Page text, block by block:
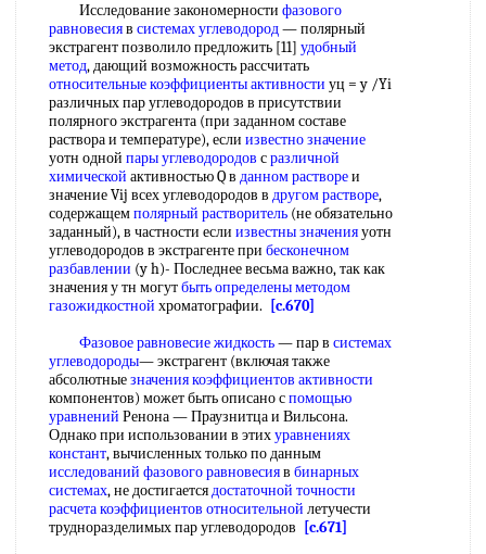
Исследование закономерности фазового
равновесияв системах углеводород— полярный
экстрагент позволило предложить [11] удобный
метод, дающий возможность рассчитать
относительные коэффициенты активности уц = y /Yi
различных пар углеводородов в присутствии
полярного экстрагента (при заданном составе
раствора и температуре), если известно значение
уотн одной пары углеводородов сразличной
химической активностью Q в данном раствореи
значение Vij всех углеводородов в другом растворе,
содержащемполярный растворитель (не обязательно
заданный), в частности если известны значенияуотн
углеводородов в экстрагенте при бесконечном
разбавлении (y h)- Последнее весьма важно, так как
значения у тн могутбыть определеныметодом
газожидкостной хроматографии.
[c.670]
Фазовое равновесие жидкость— пар в системах
углеводороды— экстрагент (включая также
абсолютныезначения коэффициентов активности
компонентов) может быть описано спомощью
уравнений Ренона — Праузнитца и Вильсона.
Однако при использовании в этихуравнениях
констант, вычисленных только по данным
исследований фазового равновесияв бинарных
системах, не достигаетсядостаточной точности
расчета коэффициентов относительной летучести
трудноразделимых пар углеводородов
[c.671]